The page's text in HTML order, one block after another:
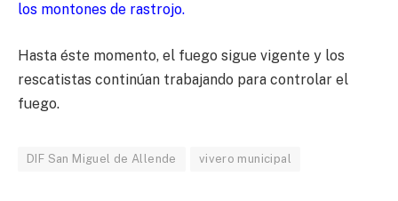
los montones de rastrojo.
Hasta éste momento, el fuego sigue vigente y los
rescatistas continúan trabajando para controlar el
fuego.
DIF San Miguel de Allende vivero municipal